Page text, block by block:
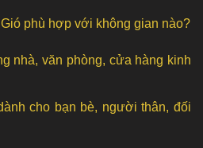
phù hợp với không gian nào?
nhà, văn phòng, cửa hàng kinh
cho bạn bè, người thân, đối